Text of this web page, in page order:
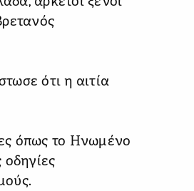
ότι η αιτία
όπως το Ηνωμένο
οδηγίες